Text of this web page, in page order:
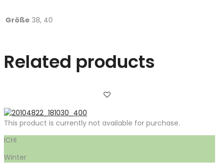
Größe 38, 40
Related products
This product is currently not available for purchase.
ICHI
Winter